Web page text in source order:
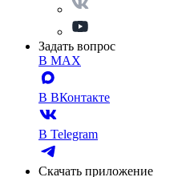
Задать вопрос
В MAX
В ВКонтакте
В Telegram
Скачать приложение